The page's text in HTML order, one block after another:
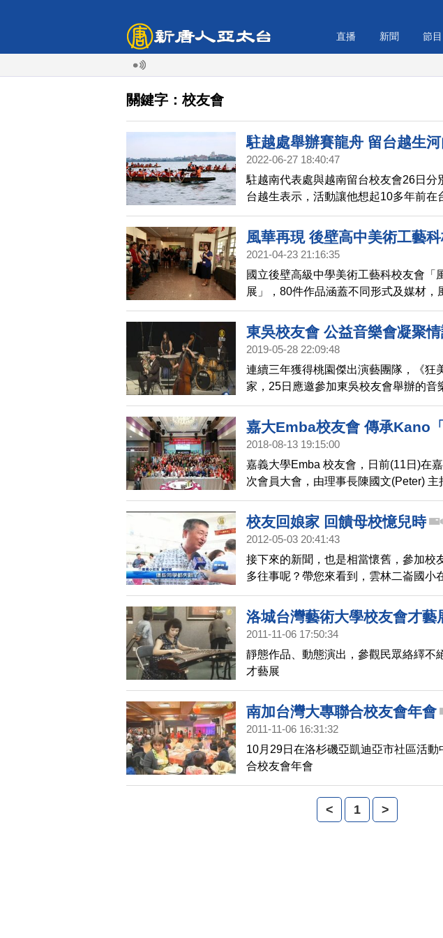
直播 新聞 節目
關鍵字：校友會
駐越處舉辦賽龍舟 留台越生
2022-06-27 18:40:47
駐越南代表處與越南留台校友會26日分
台越生表示，活動讓他想起10多年前在
的滋味，盼類似活動能多舉辦、加強交
風華再現 後壁高中美術工藝
2021-04-23 21:16:35
國立後壁高級中學美術工藝科校友會「
展」，80件作品涵蓋不同形式及媒材，
配合母校110年校慶系列活動，在後壁
科校友會理事長羅啟明、後壁高中郭珍
自台灣各地的美工科校友、學校師長和
東吳校友會 公益音樂會凝聚
2019-05-28 22:09:48
連續三年獲得桃園傑出演藝團隊，《狂
家，25日應邀參加東吳校友會舉辦的音
典台灣歌謠，共同回憶學生時代的青春
嘉大Emba校友會 傳承Kano
2018-08-13 19:15:00
嘉義大學Emba 校友會，日前(11日)在
次會員大會，由理事長陳國文(Peter)
加，讓與會貴賓和會員們相當感動。
校友回娘家 回饋母校憶兒時
2012-05-03 20:41:43
接下來的新聞，也是相當懷舊，參加校
多往事呢？帶您來看到，雲林二崙國小
在學校94歲生日的日子裡，特別齊聚了
氣氛熱絡溫馨，帶您去看看。
洛城台灣藝術大學校友會才藝
2011-11-06 17:50:34
靜態作品、動態演出，參觀民眾絡繹不
才藝展
南加台灣大專聯合校友會年會
2011-11-06 16:31:32
10月29日在洛杉磯亞凱迪亞市社區活
合校友會年會
< 1 >